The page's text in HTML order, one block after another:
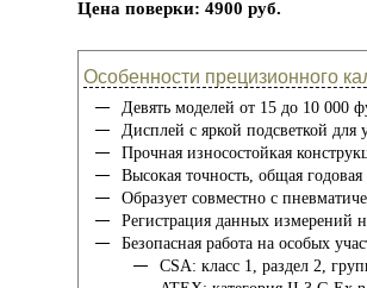
Цена поверки: 4900 руб.
Особенности прецизионного
Девять моделей от 15 до 10 000
Дисплей с яркой подсветкой для
Прочная износостойкая
Высокая точность, общая
Образует совместно с
Регистрация данных измерений
Безопасная работа на особых
CSA: класс 1, раздел 2,